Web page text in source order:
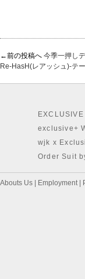
←前の投稿へ 今季一押し
Re-HasH(レアッシュ)-テ
exclusive+
wjk x
Order Suit
Abouts Us Employment|